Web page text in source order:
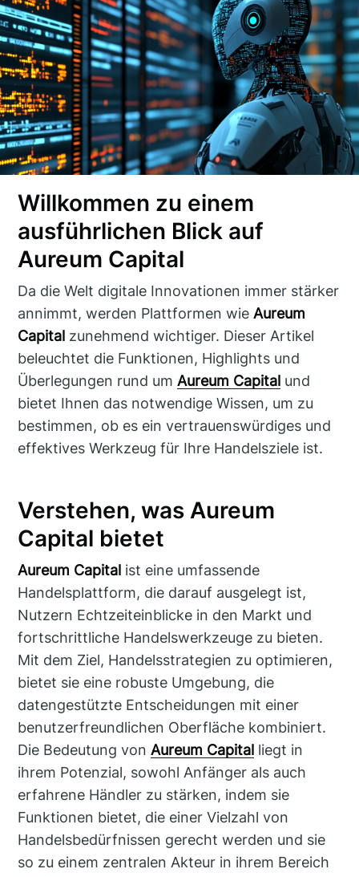
Willkommen zu einem
ausführlichen Blick auf
Aureum Capital
Da die Welt digitale Innovationen immer stärker
annimmt, werden Plattformen wieAureum
Capital zunehmend wichtiger. Dieser Artikel
beleuchtet die Funktionen, Highlights und
Überlegungen rund umAureum Capital und
bietet Ihnen das notwendige Wissen, um zu
bestimmen, ob es ein vertrauenswürdiges und
effektives Werkzeug für Ihre Handelsziele ist.
Verstehen, was Aureum
Capital bietet
Aureum Capital ist eine umfassende
Handelsplattform, die darauf ausgelegt ist,
Nutzern Echtzeiteinblicke in den Markt und
fortschrittliche Handelswerkzeuge zu bieten.
Mit dem Ziel, Handelsstrategien zu optimieren,
bietet sie eine robuste Umgebung, die
datengestützte Entscheidungen mit einer
benutzerfreundlichen Oberfläche kombiniert.
Die Bedeutung vonAureum Capital liegt in
ihrem Potenzial, sowohl Anfänger als auch
erfahrene Händler zu stärken, indem sie
Funktionen bietet, die einer Vielzahl von
Handelsbedürfnissen gerecht werden und sie
so zu einem zentralen Akteur in ihrem Bereich